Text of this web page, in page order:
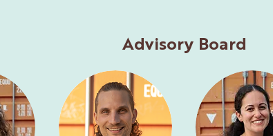
Advisory Board